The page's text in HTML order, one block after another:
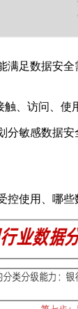
足数据安
、访问、
分敏感数据
使用、哪些